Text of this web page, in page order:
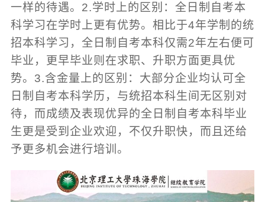
一样的待遇。2.学时上的区别：全日制自考本
科学习在学时上更有优势。相比于4年学制的统
招本科学习，全日制自考本科仅需2年左右便可
毕业，更早毕业则在求职、升职方面更具优
势。3.含金量上的区别：大部分企业均认可全
日制自考本科学历，与统招本科生间无区别对
待，而成绩及表现优异的全日制自考本科毕业
生更是受到企业欢迎，不仅升职快，而且还给
予更多机会进行培训。